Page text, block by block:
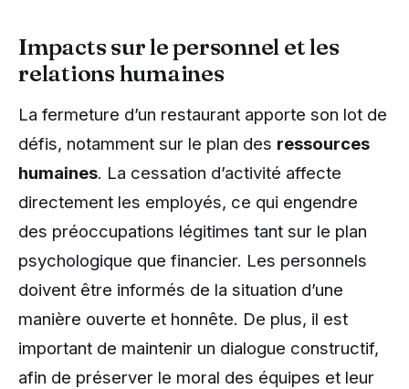
Impacts sur le personnel et les
relations humaines
La fermeture d’un restaurant apporte son lot de
défis, notamment sur le plan des ressources
humaines. La cessation d’activité affecte
directement les employés, ce qui engendre
des préoccupations légitimes tant sur le plan
psychologique que financier. Les personnels
doivent être informés de la situation d’une
manière ouverte et honnête. De plus, il est
important de maintenir un dialogue constructif,
afin de préserver le moral des équipes et leur